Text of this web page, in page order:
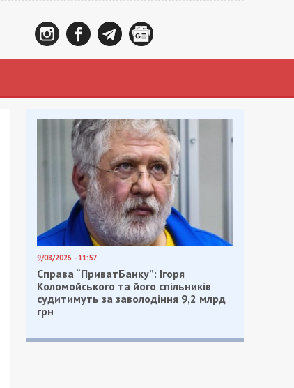
9/08/2026 - 11:57
Справа “ПриватБанку”: Ігоря
Коломойського та його спільників
судитимуть за заволодіння 9,2 млрд
грн